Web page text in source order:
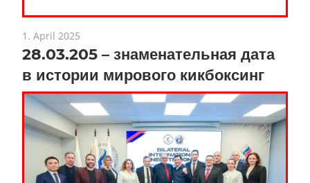
1. April 2025
28.03.205 – знаменательная дата
в истории мирового кикбоксинг